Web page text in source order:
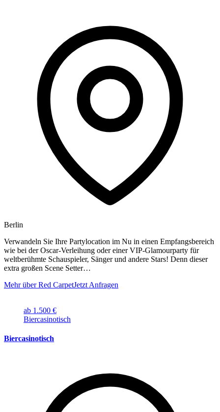
Berlin
Verwandeln Sie Ihre Partylocation im Nu in einen Empfangsbereich
wie bei der Oscar-Verleihung oder einer VIP-Glamourparty für
weltberühmte Schauspieler, Sänger und andere Stars! Denn dieser
extra großen Scene Setter…
Mehr über Red CarpetJetzt Anfragen
ab 1.500 €
Biercasinotisch
Biercasinotisch